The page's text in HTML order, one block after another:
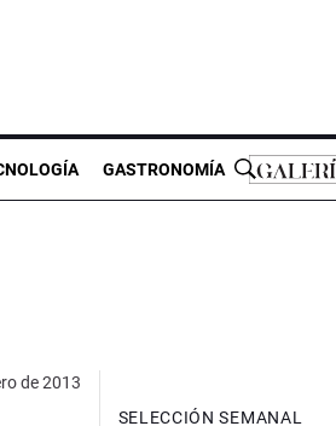
GASTRONOMÍA
de 2013
SELECCIÓN SEMANAL